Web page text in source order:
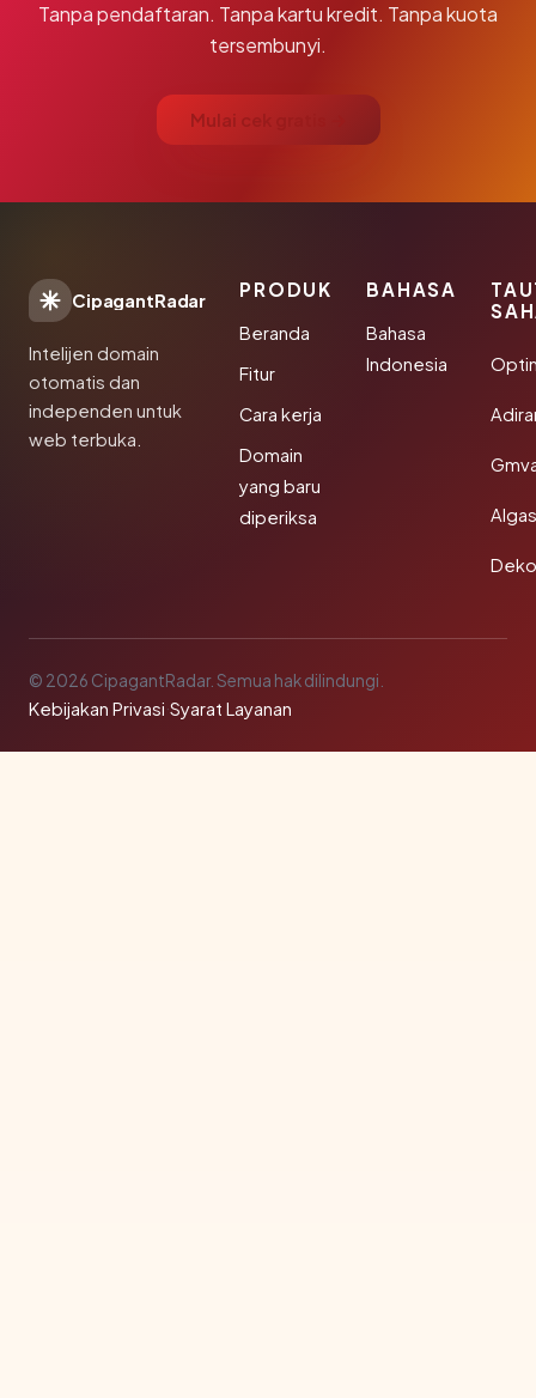
Tanpa pendaftaran. Tanpa kartu kredit. Tanpa kuota
tersembunyi.
Mulai cek gratis →
CipagantRadar
Intelijen domain
otomatis dan
independen untuk
web terbuka.
PRODUK
Beranda
Fitur
Cara kerja
Domain
yang baru
diperiksa
BAHASA
Bahasa
Indonesia
© 2026 CipagantRadar. Semua hak dilindungi.
Kebijakan Privasi·Syarat Layanan